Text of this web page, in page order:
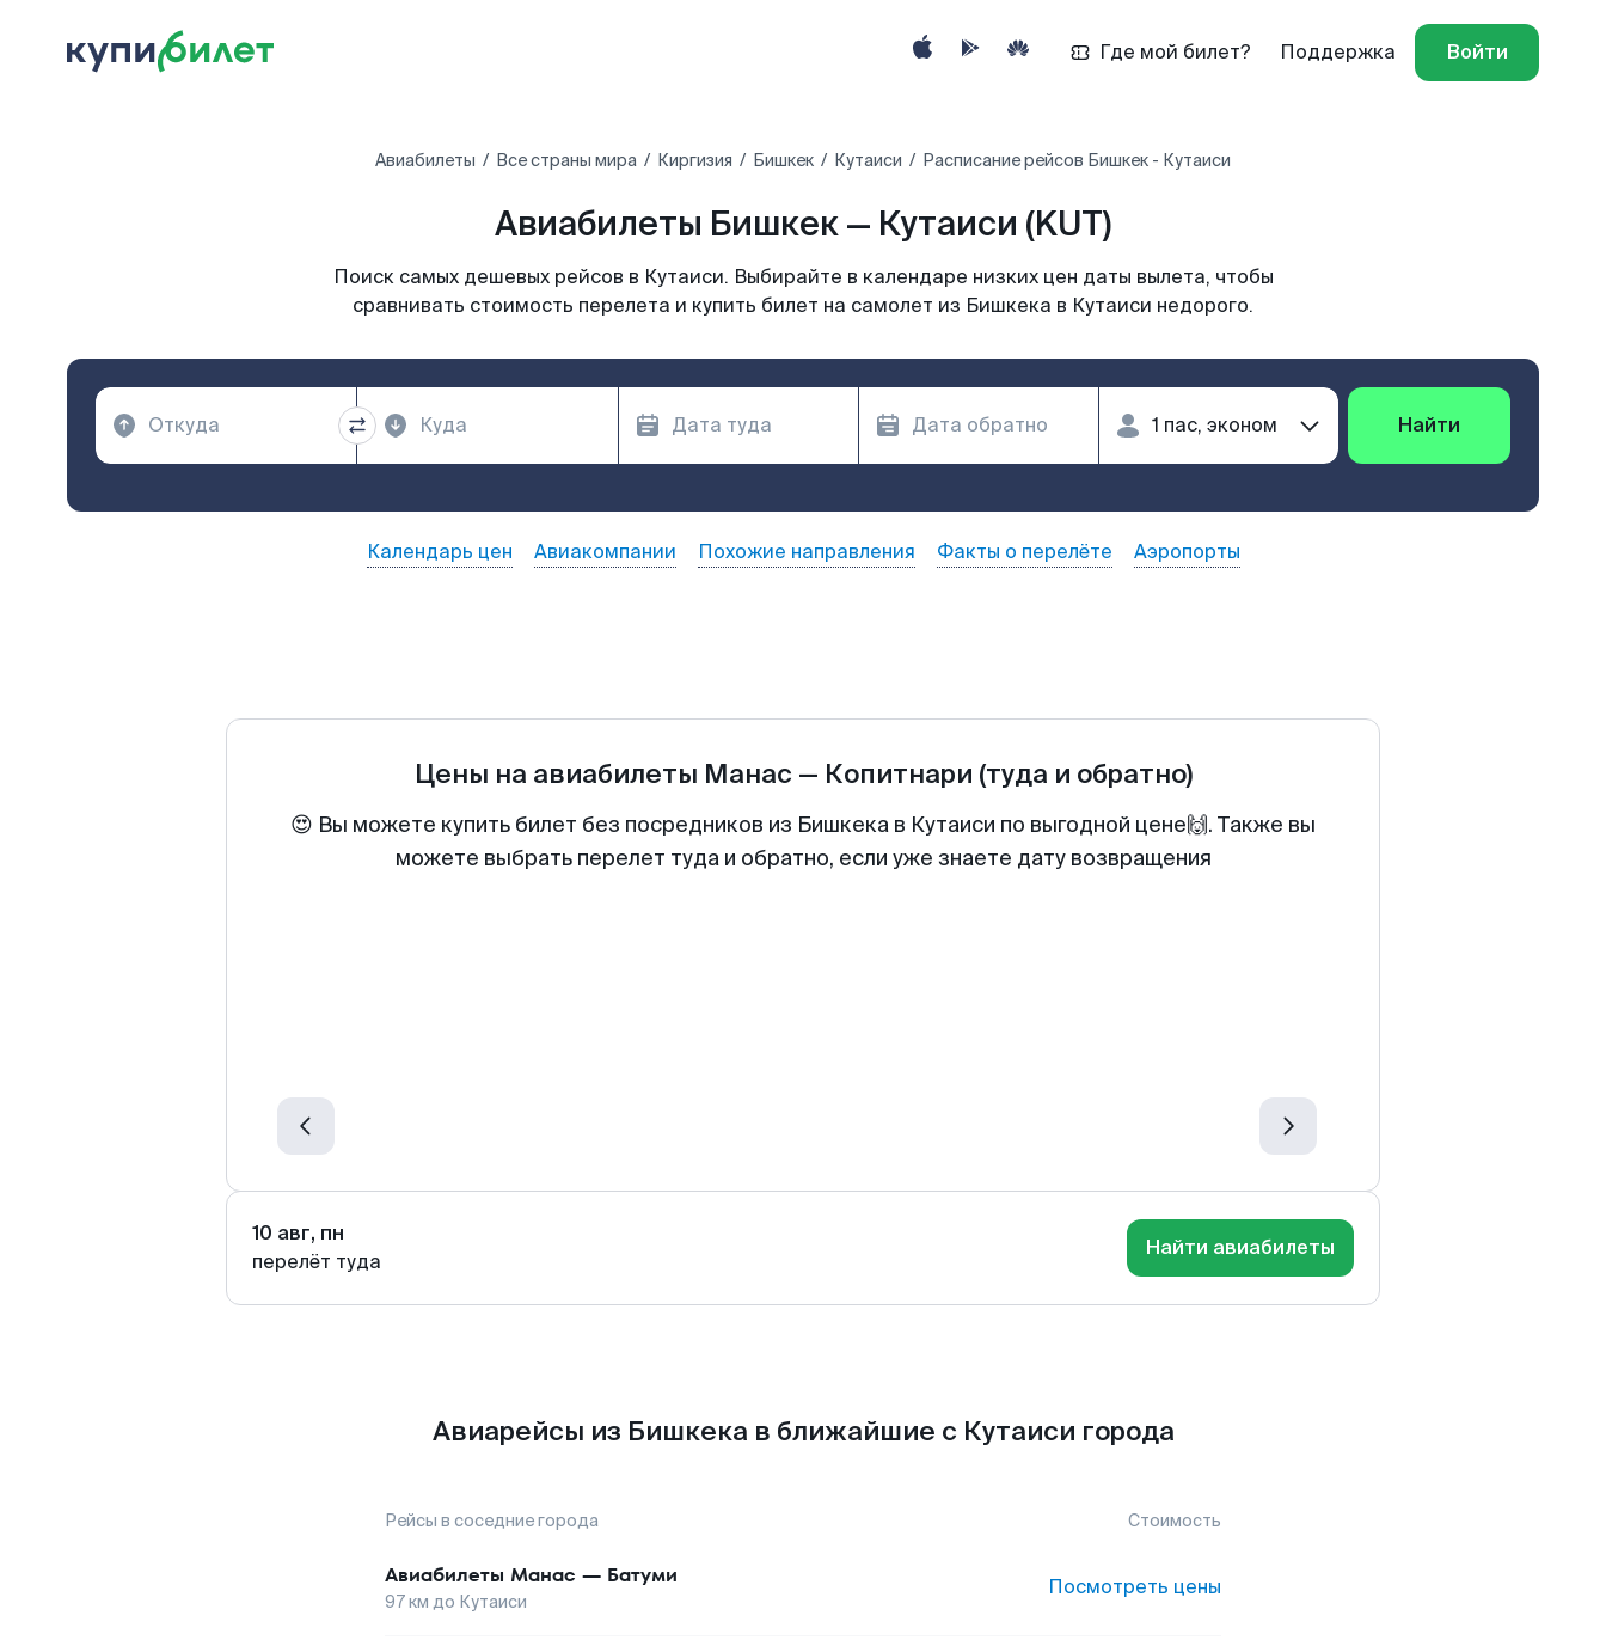
Где мой билет? Поддержка Войти
Авиабилеты Все страны мира Киргизия Бишкек Кутаиси Расписание рейсов Бишкек - Кутаиси
Авиабилеты Бишкек — Кутаиси (KUT)
Поиск самых дешевых рейсов в Кутаиси. Выбирайте в календаре низких цен даты вылета, чтобы
сравнивать стоимость перелета и купить билет на самолет из Бишкека в Кутаиси недорого.
Найти
Календарь цен Авиакомпании Похожие направления Факты о перелёте Аэропорты
Цены на авиабилеты Манас — Копитнари (туда и обратно)
😍 Вы можете купить билет без посредников из Бишкека в Кутаиси по выгодной цене🙌. Также вы
можете выбрать перелет туда и обратно, если уже знаете дату возвращения
10 авг, пн
перелёт туда
Найти авиабилеты
Авиарейсы из Бишкека в ближайшие с Кутаиси города
Рейсы в соседние города Стоимость
Авиабилеты Манас — Батуми
97км до Кутаиси
Посмотреть цены